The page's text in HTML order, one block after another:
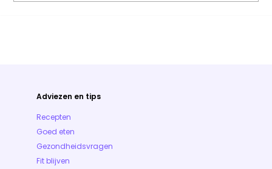
Adviezen en tips
Recepten
Goed eten
Gezondheidsvragen
Fit blijven